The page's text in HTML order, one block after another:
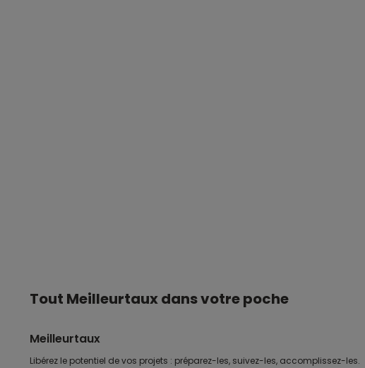
Tout Meilleurtaux dans votre poche
Meilleurtaux
Libérez le potentiel de vos projets : préparez-les, suivez-les, accomplissez-les.